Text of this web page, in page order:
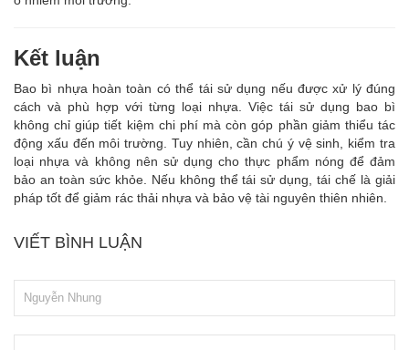
Kết luận
Bao bì nhựa hoàn toàn có thể tái sử dụng nếu được xử lý đúng
cách và phù hợp với từng loại nhựa. Việc tái sử dụng bao bì
không chỉ giúp tiết kiệm chi phí mà còn góp phần giảm thiểu tác
động xấu đến môi trường. Tuy nhiên, cần chú ý vệ sinh, kiểm tra
loại nhựa và không nên sử dụng cho thực phẩm nóng để đảm
bảo an toàn sức khỏe. Nếu không thể tái sử dụng, tái chế là giải
pháp tốt để giảm rác thải nhựa và bảo vệ tài nguyên thiên nhiên.
VIẾT BÌNH LUẬN